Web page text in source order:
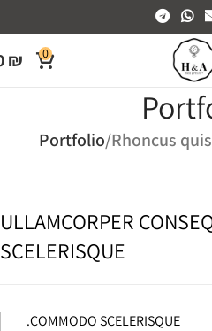
0
₪
Portfolio Rhoncus
ULLAMCORPER
SCELERISQUE
COMMODO SCELERISQUE.